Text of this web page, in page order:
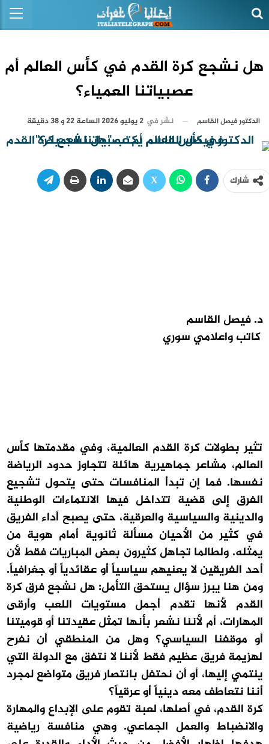
هل نشجع كرة القدم في كأس العالم أم
عصبياتنا العمياء؟
الدكتور فيصل القاسم نشر في 2 يوليو 2026 الساعة 22 و 38 دقيقة
شارك
د. فيصل القاسم
كاتب واعلامي سوري
تثير بطولات كرة القدم العالمية، وفي مقدمتها كأس
العالم، مشاعر جماهيرية هائلة تتجاوز حدود الرياضة
نفسها. فما إن تبدأ المنافسات حتى يتحول تشجيع
الفرق إلى قضية تتداخل فيها الانتماءات الوطنية
والدينية والسياسية والعرقية، حتى يصبح أداء الفريق
في كثير من الأحيان مسألة ثانوية أمام هوية من
يمثله. ولطالما تجاهل كثيرون بعض المباريات فقط لأن
أحد الفريقين لا يعنيهم سياسياً أو عقائدياً أو جغرافياً.
ومن هنا يبرز سؤال يستحق التأمل: هل نشجع فرق كرة
القدم لأنها تقدم أجمل مستويات اللعب وأرقى
المهارات، أم لأننا نشعر بأنها تمثل عقيدتنا أو قوميتنا
أو موقفنا السياسي؟ وهل من المنطقي أن نفرح
لهزيمة فريق عظيم فقط لأننا لا نتفق مع الدولة التي
ينتمي إليها، أو أن نحتفل بانتصار فريق متواضع لمجرد
أننا نتعاطف معه دينياً أو عرقياً؟
كرة القدم، في أصلها، لعبة تقوم على الإبداع والمهارة
والانضباط والعمل الجماعي. وهي منافسة رياضية